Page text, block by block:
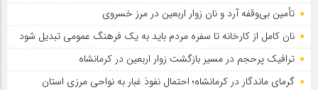
تأمین بی‌وقفه آرد و نان زوار اربعین در مرز خسروی
نان کامل از کارخانه تا سفره مردم باید به یک فرهنگ عمومی تبدیل شود
ترافیک پرحجم در مسیر بازگشت زوار اربعین در کرمانشاه
گرمای ماندگار در کرمانشاه؛ احتمال نفوذ غبار به نواحی مرزی استان